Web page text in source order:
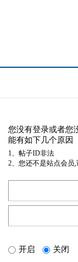
您没有登录或者您
能有如下几个原因
1、帖子ID非法
2、您还不是站点会员
开启 关闭